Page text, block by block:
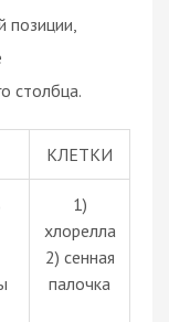
позиции,
столбца.
КЛЕТКИ
1)
хлорелла
2) сенная
палочка